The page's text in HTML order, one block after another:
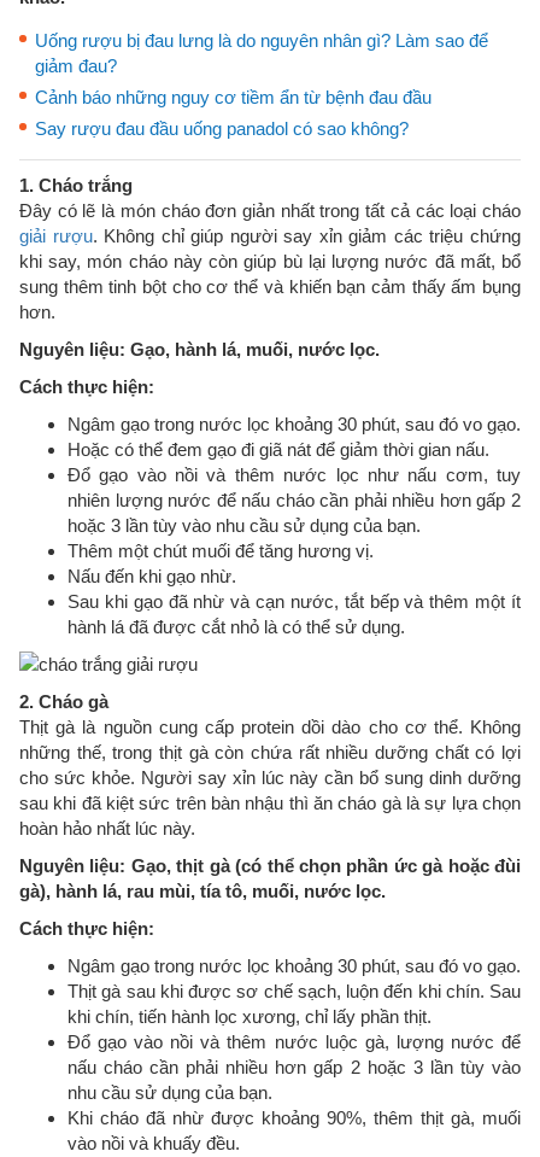
Uống rượu bị đau lưng là do nguyên nhân gì? Làm sao để
giảm đau?
Cảnh báo những nguy cơ tiềm ẩn từ bệnh đau đầu
Say rượu đau đầu uống panadol có sao không?
1. Cháo trắng
Đây có lẽ là món cháo đơn giản nhất trong tất cả các loại cháo
giải rượu. Không chỉ giúp người say xỉn giảm các triệu chứng
khi say, món cháo này còn giúp bù lại lượng nước đã mất, bổ
sung thêm tinh bột cho cơ thể và khiến bạn cảm thấy ấm bụng
hơn.
Nguyên liệu: Gạo, hành lá, muối, nước lọc.
Cách thực hiện:
Ngâm gạo trong nước lọc khoảng 30 phút, sau đó vo gạo.
Hoặc có thể đem gạo đi giã nát để giảm thời gian nấu.
Đổ gạo vào nồi và thêm nước lọc như nấu cơm, tuy
nhiên lượng nước để nấu cháo cần phải nhiều hơn gấp 2
hoặc 3 lần tùy vào nhu cầu sử dụng của bạn.
Thêm một chút muối để tăng hương vị.
Nấu đến khi gạo nhừ.
Sau khi gạo đã nhừ và cạn nước, tắt bếp và thêm một ít
hành lá đã được cắt nhỏ là có thể sử dụng.
2. Cháo gà
Thịt gà là nguồn cung cấp protein dồi dào cho cơ thể. Không
những thế, trong thịt gà còn chứa rất nhiều dưỡng chất có lợi
cho sức khỏe. Người say xỉn lúc này cần bổ sung dinh dưỡng
sau khi đã kiệt sức trên bàn nhậu thì ăn cháo gà là sự lựa chọn
hoàn hảo nhất lúc này.
Nguyên liệu: Gạo, thịt gà (có thể chọn phần ức gà hoặc đùi
gà), hành lá, rau mùi, tía tô, muối, nước lọc.
Cách thực hiện:
Ngâm gạo trong nước lọc khoảng 30 phút, sau đó vo gạo.
Thịt gà sau khi được sơ chế sạch, luộn đến khi chín. Sau
khi chín, tiến hành lọc xương, chỉ lấy phần thịt.
Đổ gạo vào nồi và thêm nước luộc gà, lượng nước để
nấu cháo cần phải nhiều hơn gấp 2 hoặc 3 lần tùy vào
nhu cầu sử dụng của bạn.
Khi cháo đã nhừ được khoảng 90%, thêm thịt gà, muối
vào nồi và khuấy đều.